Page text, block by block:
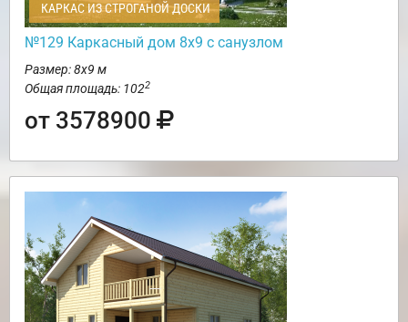
КАРКАС ИЗ СТРОГАНОЙ ДОСКИ
№129 Каркасный дом 8х9 с санузлом
Размер: 8х9 м
Общая площадь: 1022
от 3578900